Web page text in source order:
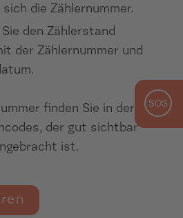
sich die Zählernummer.
den Zählerstand
der Zählernummer und
finden Sie in der
der gut sichtbar
ist.